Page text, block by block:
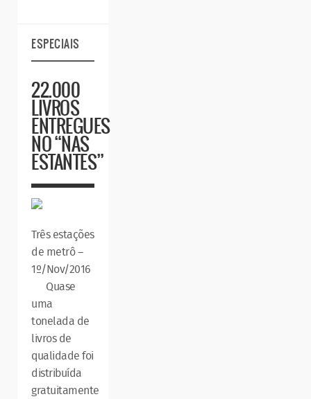
ESPECIAIS
22.000
LIVROS
ENTREGUES
NO “NAS
ESTANTES”
Três estações
de metrô –
1º/Nov/2016
Quase
uma
tonelada de
livros de
qualidade foi
distribuída
gratuitamente